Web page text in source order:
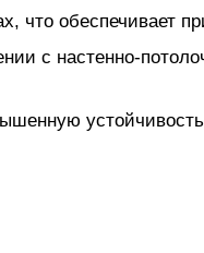
что обеспечивает
с настенно-